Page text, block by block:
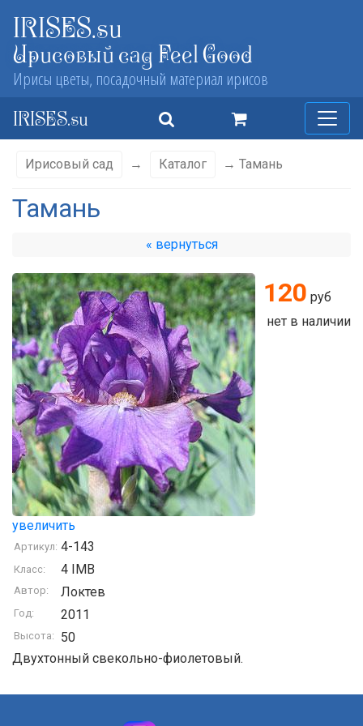
IRISES.su
Ирисовый сад Feel Good
Ирисы цветы, посадочный материал ирисов
IRISES.su
Ирисовый сад → Каталог → Тамань
Тамань
« вернуться
увеличить
120 руб
нет в наличии
Артикул: 4-143
Класс: 4 IMB
Автор: Локтев
Год: 2011
Высота:
50
Двухтонный свекольно-фиолетовый.